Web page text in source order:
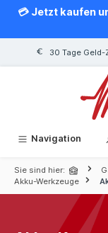
springen
💳 Jetzt kaufen
30 Tage Geld-
Navigation
Sie sind hier:
Akku-Werkzeuge